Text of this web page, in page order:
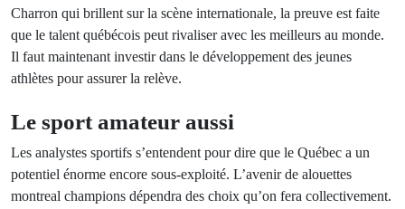
Charron qui brillent sur la scène internationale, la preuve est faite
que le talent québécois peut rivaliser avec les meilleurs au monde.
Il faut maintenant investir dans le développement des jeunes
athlètes pour assurer la relève.
Le sport amateur aussi
Les analystes sportifs s’entendent pour dire que le Québec a un
potentiel énorme encore sous-exploité. L’avenir de alouettes
montreal champions dépendra des choix qu’on fera collectivement.